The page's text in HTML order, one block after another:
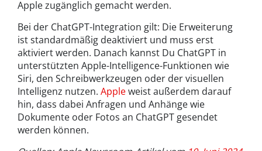
Apple zugänglich gemacht werden.
Bei der ChatGPT-Integration gilt: Die Erweiterung
ist standardmäßig deaktiviert und muss erst
aktiviert werden. Danach kannst Du ChatGPT in
unterstützten Apple-Intelligence-Funktionen wie
Siri, den Schreibwerkzeugen oder der visuellen
Intelligenz nutzen. Appleweist außerdem darauf
hin, dass dabei Anfragen und Anhänge wie
Dokumente oder Fotos an ChatGPT gesendet
werden können.